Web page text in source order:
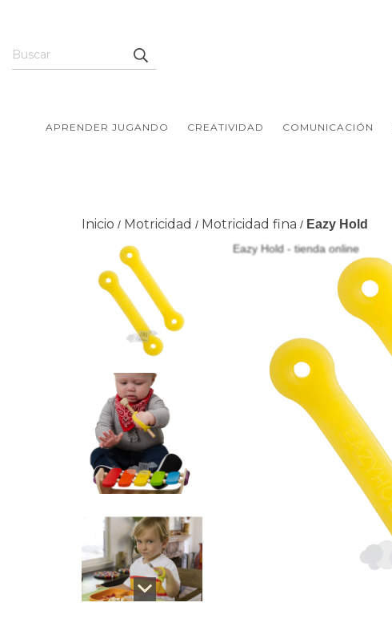
APRENDER JUGANDO CREATIVIDAD COMUNICACIÓN
Inicio / Motricidad / Motricidad fina / Eazy Hold